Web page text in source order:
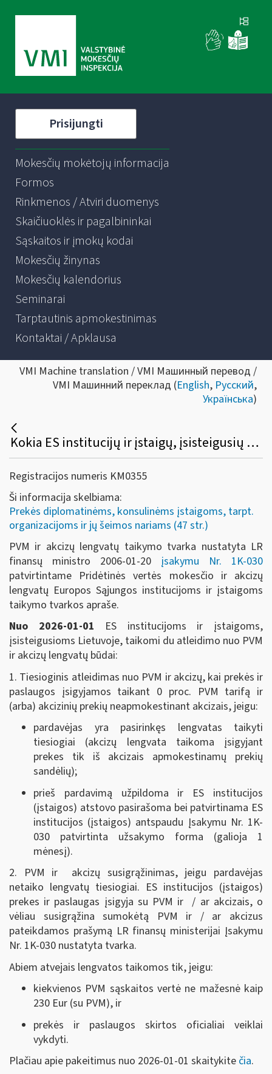
Prisijungti
Mokesčių mokėtojų informacija
Formos
Rinkmenos / Atviri duomenys
Skaičiuoklės ir pagalbininkai
Sąskaitos ir įmokų kodai
Mokesčių žinynas
Mokesčių kalendorius
Seminarai
Tarptautinis apmokestinimas
Kontaktai / Apklausa
VMI Machine translation / VMI Машинный перевод /
VMI Машинний переклад (English, Русский,
Українська)
Kokia ES institucijų ir įstaigų, įsisteigusių Lietuvoje, PVM ir akcizų lengvatų taikymo ir susigrąžinimo tvarka?
Registracijos numeris KM0355
Ši informacija skelbiama:
Prekės diplomatinėms, konsulinėms įstaigoms, tarpt.
organizacijoms ir jų šeimos nariams (47 str.)
PVM ir akcizų lengvatų taikymo tvarka nustatyta LR
finansų ministro 2006-01-20 įsakymu Nr. 1K-030
patvirtintame Pridėtinės vertės mokesčio ir akcizų
lengvatų Europos Sąjungos institucijoms ir įstaigoms
taikymo tvarkos apraše.
Nuo 2026-01-01 ES institucijoms ir įstaigoms,
įsisteigusioms Lietuvoje, taikomi du atleidimo nuo PVM
ir akcizų lengvatų būdai:
1. Tiesioginis atleidimas nuo PVM ir akcizų, kai prekės ir
paslaugos įsigyjamos taikant 0 proc. PVM tarifą ir
(arba) akcizinių prekių neapmokestinant akcizais, jeigu:
pardavėjas yra pasirinkęs lengvatas taikyti
tiesiogiai (akcizų lengvata taikoma įsigyjant
prekes tik iš akcizais apmokestinamų prekių
sandėlių);
prieš pardavimą užpildoma ir ES institucijos
(įstaigos) atstovo pasirašoma bei patvirtinama ES
institucijos (įstaigos) antspaudu Įsakymu Nr. 1K-
030 patvirtinta užsakymo forma (galioja 1
mėnesį).
2. PVM ir akcizų susigrąžinimas, jeigu pardavėjas
netaiko lengvatų tiesiogiai. ES institucijos (įstaigos)
prekes ir paslaugas įsigyja su PVM ir / ar akcizais, o
vėliau susigrąžina sumokėtą PVM ir / ar akcizus
pateikdamos prašymą LR finansų ministerijai Įsakymu
Nr. 1K-030 nustatyta tvarka.
Abiem atvejais lengvatos taikomos tik, jeigu:
kiekvienos PVM sąskaitos vertė ne mažesnė kaip
230 Eur (su PVM), ir
prekės ir paslaugos skirtos oficialiai veiklai
vykdyti.
Plačiau apie pakeitimus nuo 2026-01-01 skaitykite čia.